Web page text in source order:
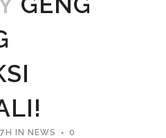
IN NEWS
0